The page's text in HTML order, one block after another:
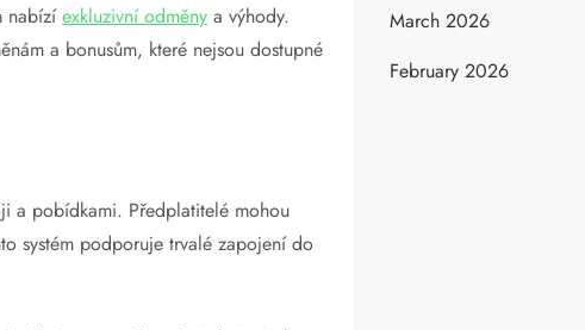
nabízíexkluzivní odměny a výhody.
a bonusům, které nejsou dostupné
a pobídkami. Předplatitelé mohou
systém podporuje trvalé zapojení do
March 2026
February 2026